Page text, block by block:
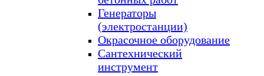
Генераторы
(электростанции)
Окрасочное оборудование
Сантехнический
инструмент